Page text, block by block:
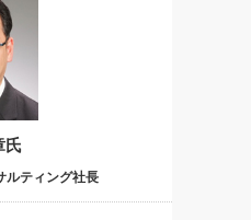
氏
ルティング社長